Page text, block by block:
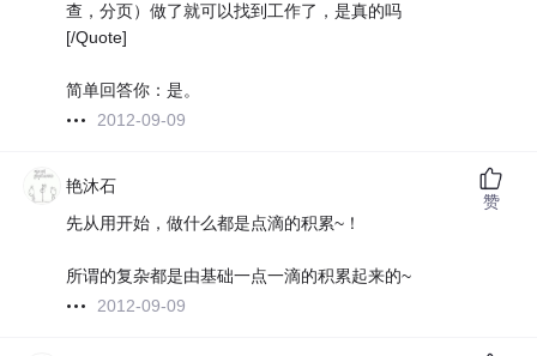
查，分页）做了就可以找到工作了，是真的吗
[/Quote]
简单回答你：是。
2012-09-09
艳沐石
先从用开始，做什么都是点滴的积累~！
所谓的复杂都是由基础一点一滴的积累起来的~
2012-09-09
赞